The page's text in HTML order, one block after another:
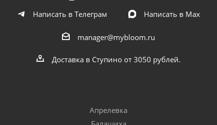
Написать в Телеграм
Написать в Мах
manager@mybloom.ru
Доставка в Ступино от 3050 рублей.
Апрелевка